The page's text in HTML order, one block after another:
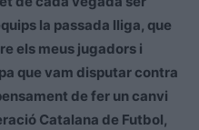
la passada lliga, que
els meus jugadors i
que vam disputar contra
de fer un canvi
Catalana de Futbol,